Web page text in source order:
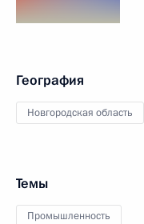
География
Новгородская область
Темы
Промышленность